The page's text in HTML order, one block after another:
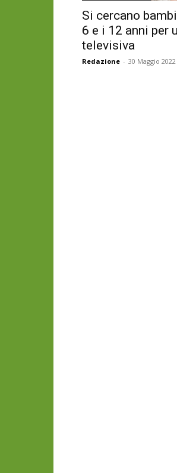
Si cercano
6 e i 12 anni per
televisiva
Redazione - 30 Maggio 2022